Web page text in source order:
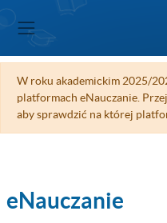
Przejdź do głównej zawartości
Panel boczny
W roku akademickim 2025/
platformach eNauczanie.
aby sprawdzić na której
eNauczanie